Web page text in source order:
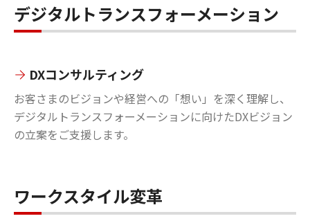
デジタルトランスフォーメーション
DXコンサルティング
お客さまのビジョンや経営への「想い」を深く理解し、
デジタルトランスフォーメーションに向けたDXビジョン
の立案をご支援します。
ワークスタイル変革